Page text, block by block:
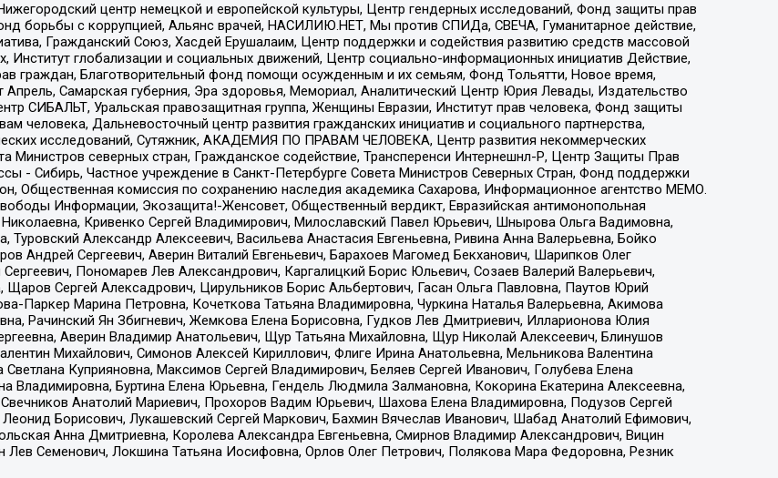
центр немецкой и европейской культуры, Центр гендерных исследований, Фонд защиты прав
борьбы с коррупцией, Альянс врачей, НАСИЛИЮ.НЕТ, Мы против СПИДа, СВЕЧА, Гуманитарное действие,
Гражданский Союз, Хасдей Ерушалаим, Центр поддержки и содействия развитию средств массовой
Институт глобализации и социальных движений, Центр социально-информационных инициатив Действие,
граждан, Благотворительный фонд помощи осужденным и их семьям, Фонд Тольятти, Новое время,
Апрель, Самарская губерния, Эра здоровья, Мемориал, Аналитический Центр Юрия Левады, Издательство
СИБАЛЬТ, Уральская правозащитная группа, Женщины Евразии, Институт прав человека, Фонд защиты
человека, Дальневосточный центр развития гражданских инициатив и социального партнерства,
исследований, Сутяжник, АКАДЕМИЯ ПО ПРАВАМ ЧЕЛОВЕКА, Центр развития некоммерческих
Министров северных стран, Гражданское содействие, Трансперенси Интернешнл-Р, Центр Защиты Прав
- Сибирь, Частное учреждение в Санкт-Петербурге Совета Министров Северных Стран, Фонд поддержки
Общественная комиссия по сохранению наследия академика Сахарова, Информационное агентство МЕМО.
Информации, Экозащита!-Женсовет, Общественный вердикт, Евразийская антимонопольная
Кривенко Сергей Владимирович, Милославский Павел Юрьевич, Шнырова Ольга Вадимовна,
Александр Алексеевич, Васильева Анастасия Евгеньевна, Ривина Анна Валерьевна, Бойко
Андрей Сергеевич, Аверин Виталий Евгеньевич, Барахоев Магомед Бекханович, Шарипков Олег
Пономарев Лев Александрович, Каргалицкий Борис Юльевич, Созаев Валерий Валерьевич,
Сергей Алексадрович, Цирульников Борис Альбертович, Гасан Ольга Павловна, Паутов Юрий
Паркер Марина Петровна, Кочеткова Татьяна Владимировна, Чуркина Наталья Валерьевна, Акимова
Рачинский Ян Збигневич, Жемкова Елена Борисовна, Гудков Лев Дмитриевич, Илларионова Юлия
Аверин Владимир Анатольевич, Щур Татьяна Михайловна, Щур Николай Алексеевич, Блинушов
Михайлович, Симонов Алексей Кириллович, Флиге Ирина Анатольевна, Мельникова Валентина
Куприяновна, Максимов Сергей Владимирович, Беляев Сергей Иванович, Голубева Елена
Владимировна, Буртина Елена Юрьевна, Гендель Людмила Залмановна, Кокорина Екатерина Алексеевна,
Анатолий Мариевич, Прохоров Вадим Юрьевич, Шахова Елена Владимировна, Подузов Сергей
Борисович, Лукашевский Сергей Маркович, Бахмин Вячеслав Иванович, Шабад Анатолий Ефимович,
Анна Дмитриевна, Королева Александра Евгеньевна, Смирнов Владимир Александрович, Вицин
Лев Семенович, Локшина Татьяна Иосифовна, Орлов Олег Петрович, Полякова Мара Федоровна, Резник